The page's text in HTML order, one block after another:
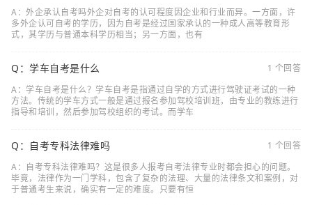
A：外企承认自考吗外企对自考的认可程度因企业和行业而异。一方面，许
多外企认可自考的学历，因为自考是经过国家承认的一种成人高等教育形
式，其学历与普通本科学历相当；另一方面，也有
Q：学车自考是什么
1 个回答
A：学车自考是什么？学车自考是指通过自学的方式进行驾驶证考试的一种
方法。传统的学车方式一般是通过报名参加驾校培训班，由专业的教练进行
指导和培训，然后参加驾校组织的考试。而学车
Q：自考专科法律难吗
1 个回答
A：自考专科法律难吗？这是很多人报考自考法律专业时都会担心的问题。
毕竟，法律作为一门学科，包含了复杂的法理、大量的法律条文和案例，对
于普通考生来说，确实有一定的难度。只要有恒